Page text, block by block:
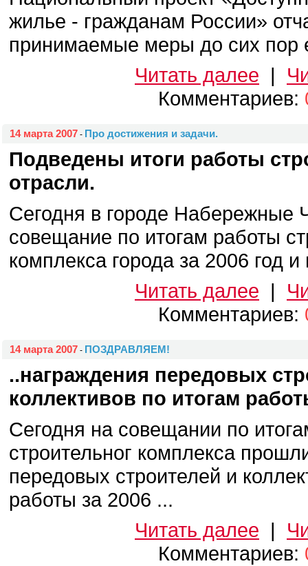
жилье - гражданам России»
принимаемые меры до сих пор
Читать далее |
Комментариев:
14 марта 2007 - Про достижения и задачи.
Подведены итоги работы
отрасли.
Сегодня в городе Набережные
совещание по итогам работы
комплекса города за 2006 год
Читать далее |
Комментариев:
14 марта 2007 - ПОЗДРАВЛЯЕМ!
..награждения передовых
коллективов по итогам
Сегодня на совещании по
строительног комплекса
передовых строителей и
работы за 2006 ...
Читать далее |
Комментариев: